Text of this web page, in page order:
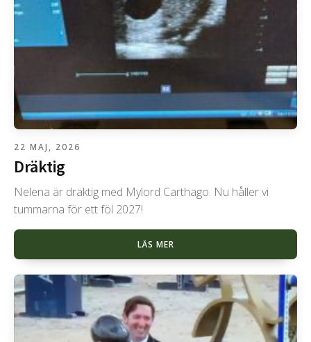
22 MAJ, 2026
Dräktig
Nelena är dräktig med Mylord Carthago. Nu håller vi
tummarna för ett föl 2027!
LÄS MER